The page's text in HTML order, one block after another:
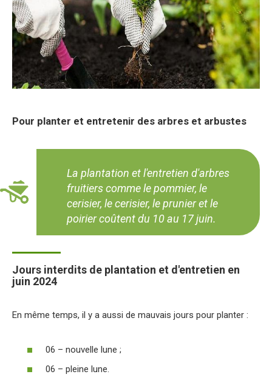
Pour planter et entretenir des arbres et arbustes
La plantation et l'entretien d'arbres
fruitiers comme le pommier, le
cerisier, le cerisier, le prunier et le
poirier coûtent du 10 au 17 juin.
Jours interdits de plantation et d'entretien en
juin 2024
En même temps, il y a aussi de mauvais jours pour planter :
06 – nouvelle lune ;
06 – pleine lune.